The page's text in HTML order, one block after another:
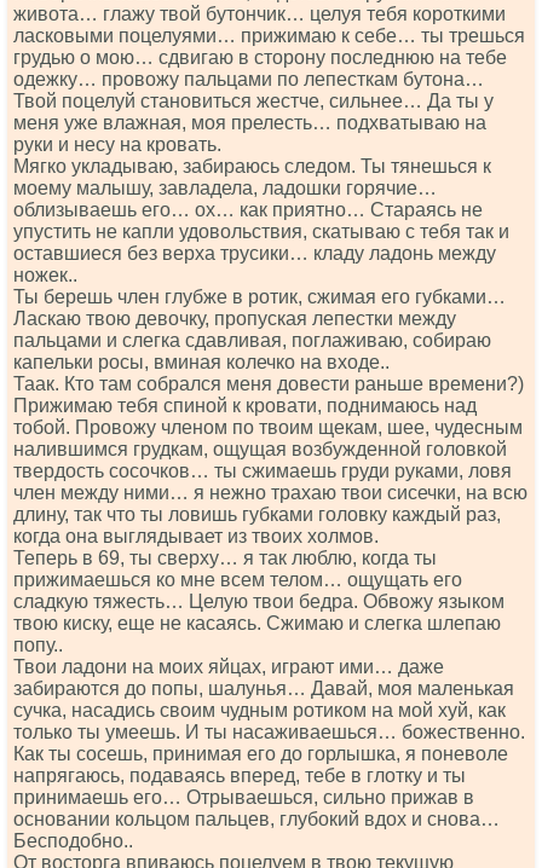
живота… глажу твой бутончик… целуя тебя короткими
ласковыми поцелуями… прижимаю к себе… ты трешься
грудью о мою… сдвигаю в сторону последнюю на тебе
одежку… провожу пальцами по лепесткам бутона…
Твой поцелуй становиться жестче, сильнее… Да ты у
меня уже влажная, моя прелесть… подхватываю на
руки и несу на кровать.
Мягко укладываю, забираюсь следом. Ты тянешься к
моему малышу, завладела, ладошки горячие…
облизываешь его… ох… как приятно… Стараясь не
упустить не капли удовольствия, скатываю с тебя так и
оставшиеся без верха трусики… кладу ладонь между
ножек..
Ты берешь член глубже в ротик, сжимая его губками…
Ласкаю твою девочку, пропуская лепестки между
пальцами и слегка сдавливая, поглаживаю, собираю
капельки росы, вминая колечко на входе..
Таак. Кто там собрался меня довести раньше времени?)
Прижимаю тебя спиной к кровати, поднимаюсь над
тобой. Провожу членом по твоим щекам, шее, чудесным
налившимся грудкам, ощущая возбужденной головкой
твердость сосочков… ты сжимаешь груди руками, ловя
член между ними… я нежно трахаю твои сисечки, на всю
длину, так что ты ловишь губками головку каждый раз,
когда она выглядывает из твоих холмов.
Теперь в 69, ты сверху… я так люблю, когда ты
прижимаешься ко мне всем телом… ощущать его
сладкую тяжесть… Целую твои бедра. Обвожу языком
твою киску, еще не касаясь. Сжимаю и слегка шлепаю
попу..
Твои ладони на моих яйцах, играют ими… даже
забираются до попы, шалунья… Давай, моя маленькая
сучка, насадись своим чудным ротиком на мой хуй, как
только ты умеешь. И ты насаживаешься… божественно.
Как ты сосешь, принимая его до горлышка, я поневоле
напрягаюсь, подаваясь вперед, тебе в глотку и ты
принимаешь его… Отрываешься, сильно прижав в
основании кольцом пальцев, глубокий вдох и снова…
Бесподобно..
От восторга впиваюсь поцелуем в твою текущую